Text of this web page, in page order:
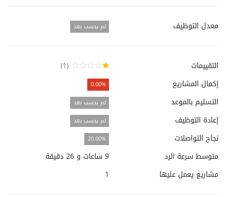
معدل التوظيف لم يحسب بعد
التقييمات
(1)
إكمال المشاريع
0.00%
التسليم بالموعد لم يحسب بعد
إعادة التوظيف لم يحسب بعد
نجاح التواصلات 20.00%
متوسط سرعة الرد
9 ساعات و 26 دقيقة
مشاريع يعمل عليها
1